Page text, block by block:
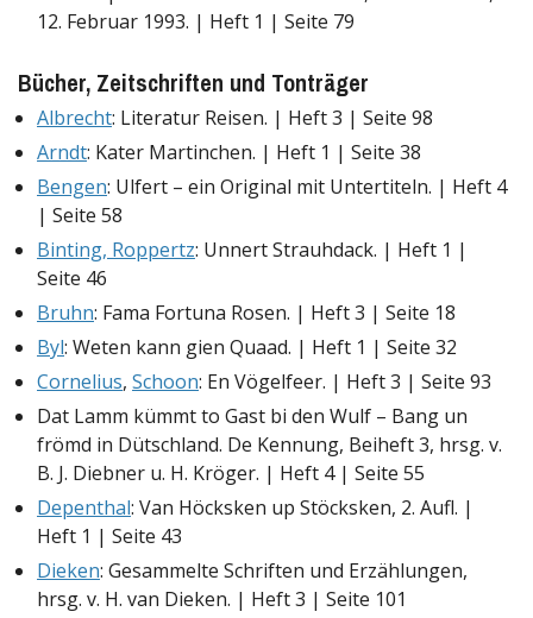
12. Februar 1993. | Heft 1 | Seite 79
Bücher, Zeitschriften und Tonträger
Albrecht: Literatur Reisen. | Heft 3 | Seite 98
Arndt: Kater Martinchen. | Heft 1 | Seite 38
Bengen: Ulfert – ein Original mit Untertiteln. | Heft 4
| Seite 58
Binting, Roppertz: Unnert Strauhdack. | Heft 1 |
Seite 46
Bruhn: Fama Fortuna Rosen. | Heft 3 | Seite 18
Byl: Weten kann gien Quaad. | Heft 1 | Seite 32
Cornelius, Schoon: En Vögelfeer. | Heft 3 | Seite 93
Dat Lamm kümmt to Gast bi den Wulf – Bang un
frömd in Dütschland. De Kennung, Beiheft 3, hrsg. v.
B. J. Diebner u. H. Kröger. | Heft 4 | Seite 55
Depenthal: Van Höcksken up Stöcksken, 2. Aufl. |
Heft 1 | Seite 43
Dieken: Gesammelte Schriften und Erzählungen,
hrsg. v. H. van Dieken. | Heft 3 | Seite 101